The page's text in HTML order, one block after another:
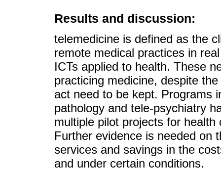
Results and discussion:
telemedicine is defined as the
remote medical practices in
ICTs applied to health. These
practicing medicine, despite
act need to be kept. Programs
pathology and tele-psychiatry
multiple pilot projects for
Further evidence is needed on
services and savings in the
and under certain conditions.